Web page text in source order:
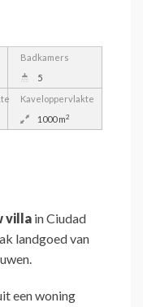
Badkamers
5
Kaveloppervlakte
1000 m2
villa in Ciudad
landgoed van
een woning